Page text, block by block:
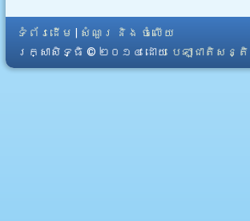
ទំព័រដើម
សំណួរ និង ចំលើយ
រក្សាសិទ្ធិ © ២០១៤ ដោយ​ បេឡាជាតិស